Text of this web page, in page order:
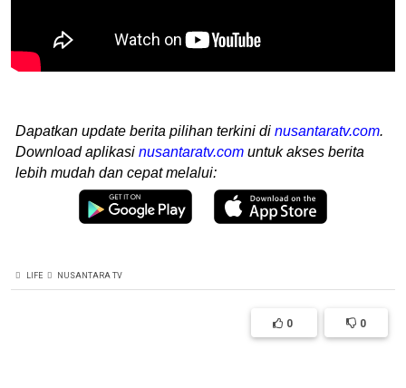
Dapatkan update berita pilihan terkini di nusantaratv.com.
Download aplikasi nusantaratv.com untuk akses berita
lebih mudah dan cepat melalui:
LIFE NUSANTARA TV
0 0